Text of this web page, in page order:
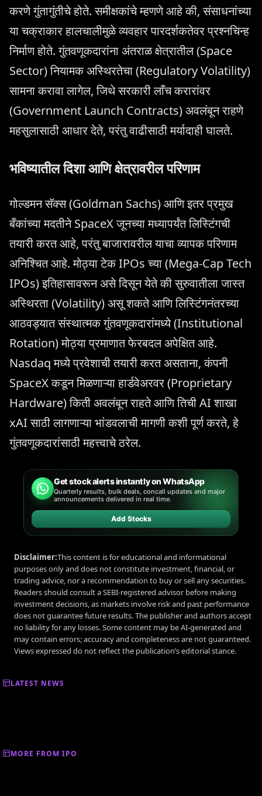
करणे गुंतागुंतीचे होते. समीक्षकांचे म्हणणे आहे की, संसाधनांच्या
या चक्राकार हालचालीमुळे व्यवहार पारदर्शकतेवर प्रश्नचिन्ह
निर्माण होते. गुंतवणूकदारांना अंतराळ क्षेत्रातील (Space
Sector) नियामक अस्थिरतेचा (Regulatory Volatility)
सामना करावा लागेल, जिथे सरकारी लाँच करारांवर
(Government Launch Contracts) अवलंबून राहणे
महसुलासाठी आधार देते, परंतु वाढीसाठी मर्यादाही घालते.
भविष्यातील दिशा आणि क्षेत्रावरील परिणाम
गोल्डमन सॅक्स (Goldman Sachs) आणि इतर प्रमुख
बँकांच्या मदतीने SpaceX जूनच्या मध्यापर्यंत लिस्टिंगची
तयारी करत आहे, परंतु बाजारावरील याचा व्यापक परिणाम
अनिश्चित आहे. मोठ्या टेक IPOs च्या (Mega-Cap Tech
IPOs) इतिहासावरून असे दिसून येते की सुरुवातीला जास्त
अस्थिरता (Volatility) असू शकते आणि लिस्टिंगनंतरच्या
आठवड्यात संस्थात्मक गुंतवणूकदारांमध्ये (Institutional
Rotation) मोठ्या प्रमाणात फेरबदल अपेक्षित आहे.
Nasdaq मध्ये प्रवेशाची तयारी करत असताना, कंपनी
SpaceX कडून मिळणाऱ्या हार्डवेअरवर (Proprietary
Hardware) किती अवलंबून राहते आणि तिची AI शाखा
xAI साठी लागणाऱ्या भांडवलाची मागणी कशी पूर्ण करते, हे
गुंतवणूकदारांसाठी महत्त्वाचे ठरेल.
Get stock alerts instantly on WhatsApp
Quarterly results, bulk deals, concall updates and major
announcements delivered in real time.
Add Stocks
Disclaimer:This content is for educational and informational
purposes only and does not constitute investment, financial, or
trading advice, nor a recommendation to buy or sell any securities.
Readers should consult a SEBI-registered advisor before making
investment decisions, as markets involve risk and past performance
does not guarantee future results. The publisher and authors accept
no liability for any losses. Some content may be AI-generated and
may contain errors; accuracy and completeness are not guaranteed.
Views expressed do not reflect the publication’s editorial stance.
LATEST NEWS
MORE FROM IPO